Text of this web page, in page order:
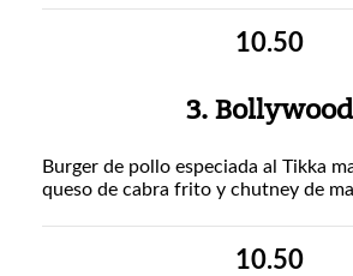
10.50
3. Bollywood
Burger de pollo especiada al Tikka
queso de cabra frito y chutney de
10.50